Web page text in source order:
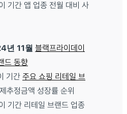
기간 앱 업종 전월 대비 사
년 11월 블랙프라이데이
드 동향
기간 주요 쇼핑 리테일 브
추정금액 성장률 순위
기간 리테일 브랜드 업종